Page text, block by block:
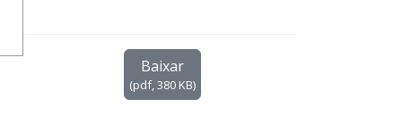
Baixar
(pdf, 380 KB)